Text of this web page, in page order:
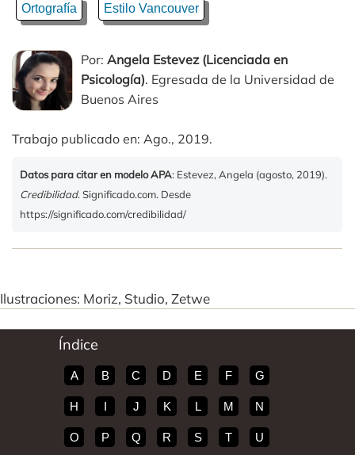
Ortografía Estilo Vancouver
Por: Angela Estevez (Licenciada en
Psicología). Egresada de la Universidad de
Buenos Aires
Trabajo publicado en: Ago., 2019.
Datos para citar en modelo APA: Estevez, Angela (agosto, 2019).
Credibilidad. Significado.com. Desde
https://significado.com/credibilidad/
Ilustraciones: Moriz, Studio, Zetwe
Índice
A B C D E F G
H I J K L M N
O P Q R S T U